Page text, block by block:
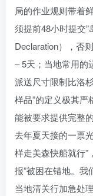
局的作业规则带着
须提前48小时提交
Declaration），否
– 5天；当地常用的
派送尺寸限制比洛
样品”的定义极其
能被要求提供完整
去年夏天接的一票
样走美森快船就行”
报”被困在锚地。
当地清关行加急处